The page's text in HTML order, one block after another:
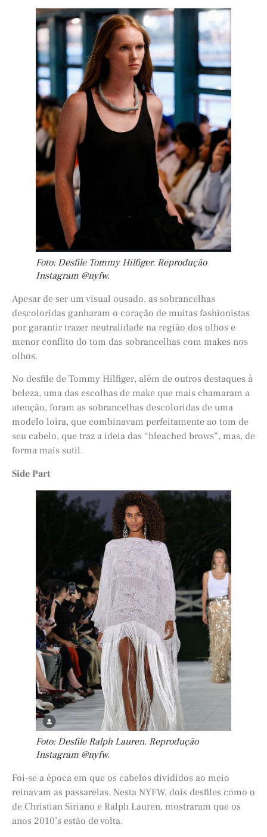
Foto: Desfile Tommy Hilfiger. Reprodução
Instagram @nyfw.
Apesar de ser um visual ousado, as sobrancelhas
descoloridas ganharam o coração de muitas fashionistas
por garantir trazer neutralidade na região dos olhos e
menor conflito do tom das sobrancelhas com makes nos
olhos.
No desfile de Tommy Hilfiger, além de outros destaques à
beleza, uma das escolhas de make que mais chamaram a
atenção, foram as sobrancelhas descoloridas de uma
modelo loira, que combinavam perfeitamente ao tom de
seu cabelo, que traz a ideia das “bleached brows”, mas, de
forma mais sutil.
Side Part
Foto: Desfile Ralph Lauren. Reprodução
Instagram @nyfw.
Foi-se a época em que os cabelos divididos ao meio
reinavam as passarelas. Nesta NYFW, dois desfiles como o
de Christian Siriano e Ralph Lauren, mostraram que os
anos 2010’s estão de volta.